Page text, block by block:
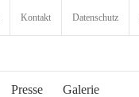
Kontakt Datenschutz
Presse Galerie